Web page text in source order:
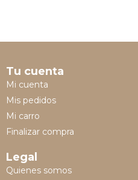
Tu cuenta
Mi cuenta
Mis pedidos
Mi carro
Finalizar compra
Legal
Quienes somos